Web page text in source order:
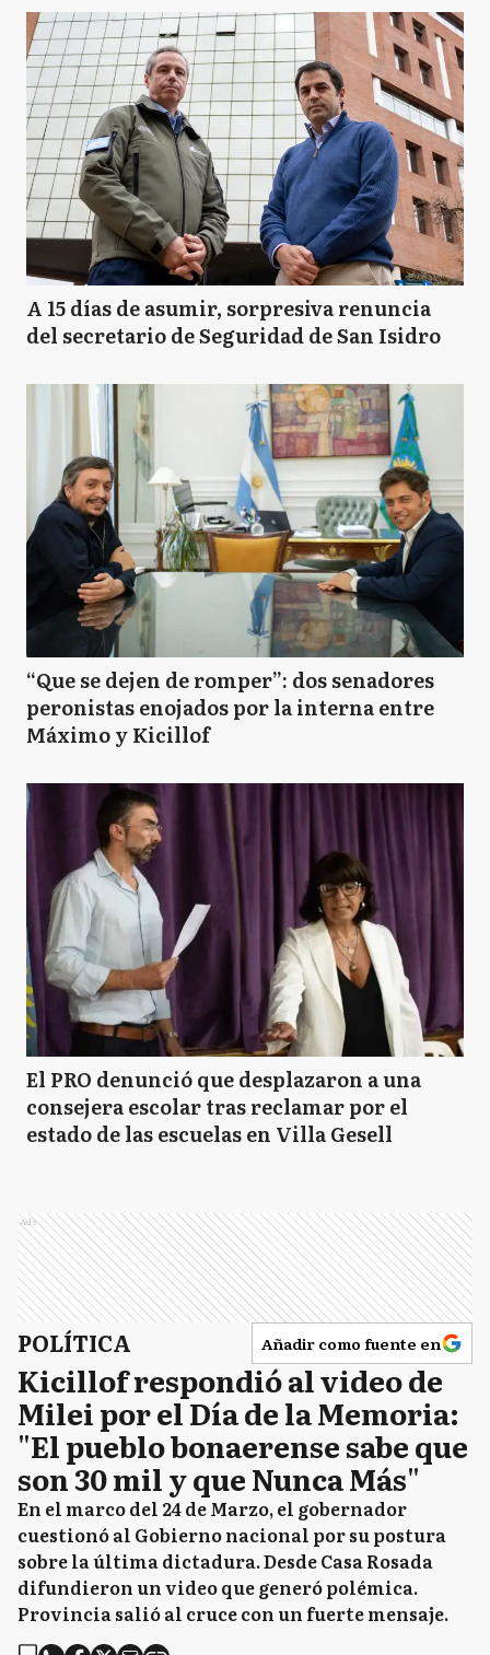
A 15 días de asumir, sorpresiva renuncia
del secretario de Seguridad de San Isidro
“Que se dejen de romper”: dos senadores
peronistas enojados por la interna entre
Máximo y Kicillof
El PRO denunció que desplazaron a una
consejera escolar tras reclamar por el
estado de las escuelas en Villa Gesell
Ads
POLÍTICA Añadir como fuente en
Kicillof respondió al video de
Milei por el Día de la Memoria:
"El pueblo bonaerense sabe que
son 30 mil y que Nunca Más"
En el marco del 24 de Marzo, el gobernador
cuestionó al Gobierno nacional por su postura
sobre la última dictadura. Desde Casa Rosada
difundieron un video que generó polémica.
Provincia salió al cruce con un fuerte mensaje.